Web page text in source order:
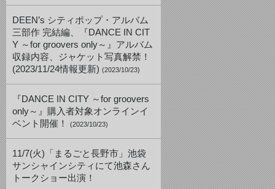
DEEN’s シティポップ・アルバム
三部作 完結編、『DANCE IN CIT
Y ～for groovers only～』アルバム
収録内容、ジャケット写真解禁！
(2023/11/24情報更新) (2023/10/23)
『DANCE IN CITY ～for groovers
only～』購入者対象オンラインイ
ベント開催！
(2023/10/23)
11/7(火)「まるごと長野市」池袋
サンシャインシティにて池森さん
トークショー出演！